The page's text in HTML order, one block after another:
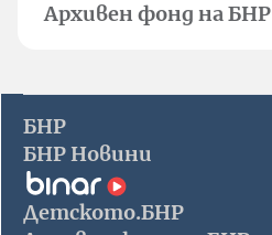
Архивен фонд на БНР
БНР
БНР Новини
Детското.БНР